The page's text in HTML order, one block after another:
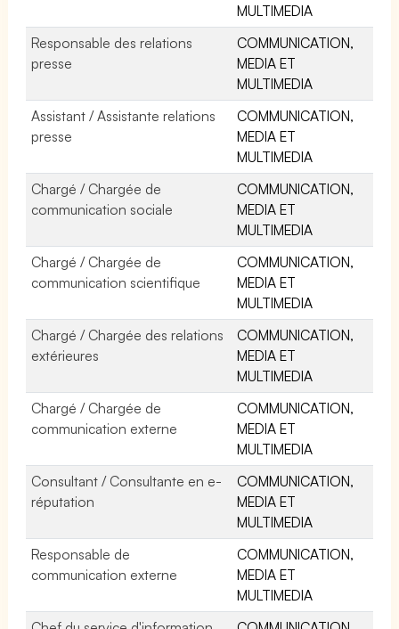
MULTIMEDIA
Responsable des relations
presse
COMMUNICATION,
MEDIA ET
MULTIMEDIA
Assistant / Assistante relations
presse
COMMUNICATION,
MEDIA ET
MULTIMEDIA
Chargé / Chargée de
communication sociale
COMMUNICATION,
MEDIA ET
MULTIMEDIA
Chargé / Chargée de
communication scientifique
COMMUNICATION,
MEDIA ET
MULTIMEDIA
Chargé / Chargée des relations
extérieures
COMMUNICATION,
MEDIA ET
MULTIMEDIA
Chargé / Chargée de
communication externe
COMMUNICATION,
MEDIA ET
MULTIMEDIA
Consultant / Consultante en e-
réputation
COMMUNICATION,
MEDIA ET
MULTIMEDIA
Responsable de
communication externe
COMMUNICATION,
MEDIA ET
MULTIMEDIA